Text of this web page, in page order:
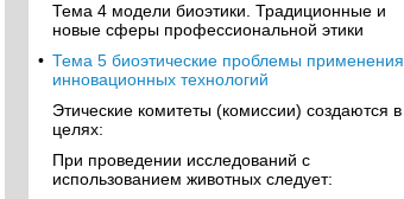
Тема 4 модели биоэтики. Традиционные и
новые сферы профессиональной этики
• Тема 5 биоэтические проблемы применения
инновационных технологий
Этические комитеты (комиссии) создаются в
целях:
При проведении исследований с
использованием животных следует: